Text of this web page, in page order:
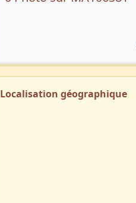
Localisation géographique